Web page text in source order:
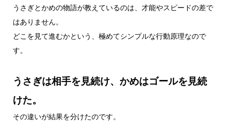
うさぎとかめの物語が教えているのは、才能やスピードの差で
はありません。
どこを見て進むかという、極めてシンプルな行動原理なので
す。
うさぎは相手を見続け、かめはゴールを見続
けた。
その違いが結果を分けたのです。